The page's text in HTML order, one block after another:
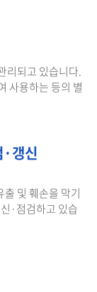
리되고 있습니다.
사용하는 등의 별
갱신
및 훼손을 막기
·점검하고 있습